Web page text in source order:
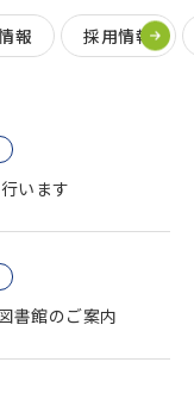
報 採用情報
います
書館のご案内